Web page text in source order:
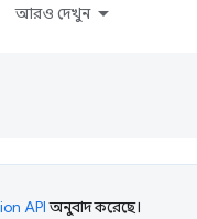
আরও দেখুন
APIঅনুবাদ করেছে।